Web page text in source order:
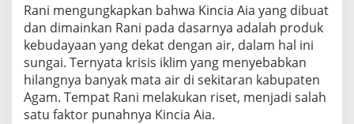
Rani mengungkapkan bahwa Kincia Aia yang dibuat
dan dimainkan Rani pada dasarnya adalah produk
kebudayaan yang dekat dengan air, dalam hal ini
sungai. Ternyata krisis iklim yang menyebabkan
hilangnya banyak mata air di sekitaran kabupaten
Agam. Tempat Rani melakukan riset, menjadi salah
satu faktor punahnya Kincia Aia.